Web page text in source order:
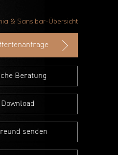
& Sansibar-Übersicht
Beratung
Download
senden